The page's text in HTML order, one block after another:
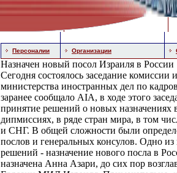
Персоналии Организации
Назначен новый посол Израиля в России
Сегодня состоялось заседание комиссии
министерства иностранных дел по
заранее сообщало AIA, в ходе этого
принятие решений о новых назначениях
дипмиссиях, в ряде стран мира, в том
и СНГ. В общей сложности были
послов и генеральных консулов. Одно
решений - назначение нового посла в
назначена Анна Азари, до сих пор